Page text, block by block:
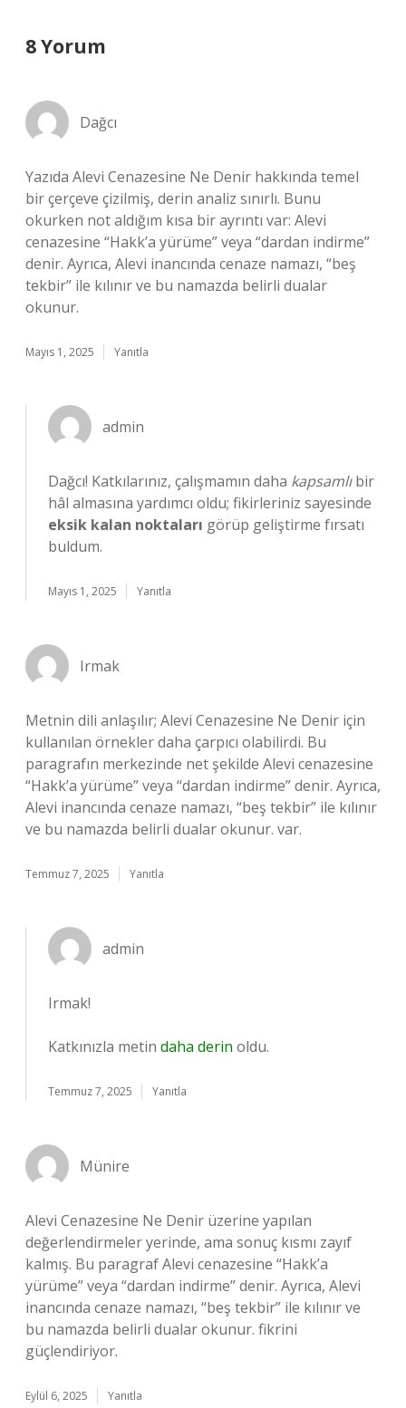
8 Yorum
Dağcı
Yazıda Alevi Cenazesine Ne Denir hakkında temel
bir çerçeve çizilmiş, derin analiz sınırlı. Bunu
okurken not aldığım kısa bir ayrıntı var: Alevi
cenazesine “Hakk’a yürüme” veya “dardan indirme”
denir. Ayrıca, Alevi inancında cenaze namazı, “beş
tekbir” ile kılınır ve bu namazda belirli dualar
okunur.
Mayıs 1, 2025 Yanıtla
admin
Dağcı! Katkılarınız, çalışmamın daha kapsamlıbir
hâl almasına yardımcı oldu; fikirleriniz sayesinde
eksik kalan noktaları görüp geliştirme fırsatı
buldum.
Mayıs 1, 2025 Yanıtla
Irmak
Metnin dili anlaşılır; Alevi Cenazesine Ne Denir için
kullanılan örnekler daha çarpıcı olabilirdi. Bu
paragrafın merkezinde net şekilde Alevi cenazesine
“Hakk’a yürüme” veya “dardan indirme” denir. Ayrıca,
Alevi inancında cenaze namazı, “beş tekbir” ile kılınır
ve bu namazda belirli dualar okunur. var.
Temmuz 7, 2025 Yanıtla
admin
Irmak!
Katkınızla metin daha derin oldu.
Temmuz 7, 2025 Yanıtla
Münire
Alevi Cenazesine Ne Denir üzerine yapılan
değerlendirmeler yerinde, ama sonuç kısmı zayıf
kalmış. Bu paragraf Alevi cenazesine “Hakk’a
yürüme” veya “dardan indirme” denir. Ayrıca, Alevi
inancında cenaze namazı, “beş tekbir” ile kılınır ve
bu namazda belirli dualar okunur. fikrini
güçlendiriyor.
Eylül 6, 2025 Yanıtla